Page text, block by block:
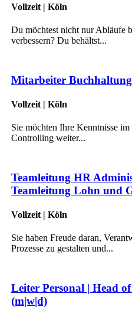
Vollzeit | Köln
Du möchtest nicht nur Abläufe
verbessern? Du behältst...
Mitarbeiter
Vollzeit | Köln
Sie möchten Ihre Kenntnisse
Controlling weiter...
Teamleitung HR
Teamleitung Lohn und
Vollzeit | Köln
Sie haben Freude daran,
Prozesse zu gestalten und...
Leiter Personal | Head
(m|w|d)